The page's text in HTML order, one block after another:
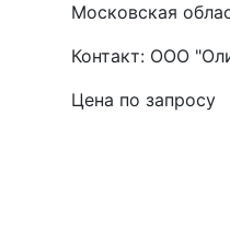
Московская
Контакт: ООО
Цена по запросу